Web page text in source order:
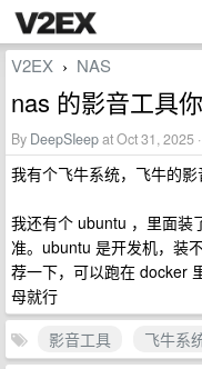
V2EX › NAS
nas 的影音工具
By DeepSIeepat Oct 31, 2025
我有个飞牛系统，飞牛的
我还有个 ubuntu ，里面装
准。ubuntu 是开发机，装
荐一下，可以跑在 docker
母就行
影音工具
飞牛系